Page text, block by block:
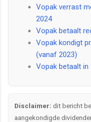
Vopak verrast
2024
Vopak betaalt
Vopak kondigt
(vanaf 2023)
Vopak betaalt in
Disclaimer: dit bericht
aangekondigde